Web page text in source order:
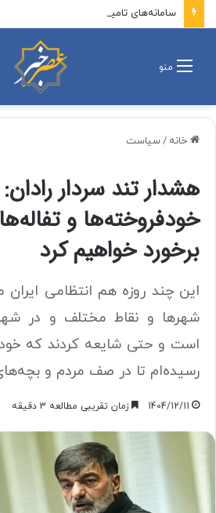
سامانه‌های تامین اجتماعی بدون قطعی و
منو
خانه /سیاست
هشدار تند سردار رادان:
خودفروخته‌ها و
برخورد خواهیم کرد
این چند روزه هم انتظامی ایران
شهرها و نقاط مختلف و در شهر
است و حتی شایعه کردند که
رسیده‌ام تا در صف مردم و
1404/12/11 زمان تقریبی مطالعه 3 دقیقه